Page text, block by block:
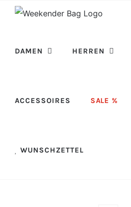
Skip
DAMEN HERREN
ACCESSOIRES SALE %
WUNSCHZETTEL